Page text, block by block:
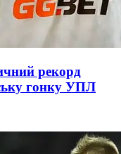
рекорд
гонку УПЛ